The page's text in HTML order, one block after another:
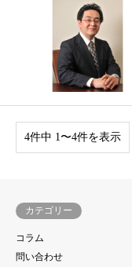
4件中 1〜4件を表示
カテゴリー
コラム
問い合わせ